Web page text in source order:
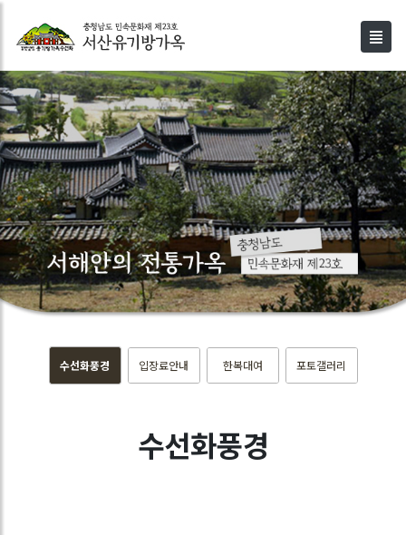
수선화풍경 입장료안내 한복대여 포토갤러리
수선화풍경